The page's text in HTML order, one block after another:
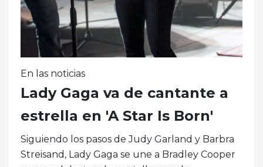
En las noticias
Lady Gaga va de cantante a
estrella en 'A Star Is Born'
Siguiendo los pasos de Judy Garland y Barbra
Streisand, Lady Gaga se une a Bradley Cooper